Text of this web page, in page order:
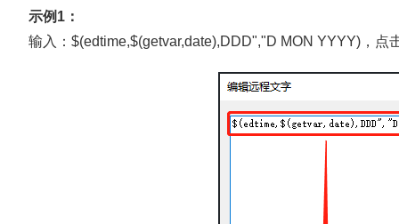
示例1：
输入：$(edtime,$(getvar,date),DDD","D MON YYYY)，点